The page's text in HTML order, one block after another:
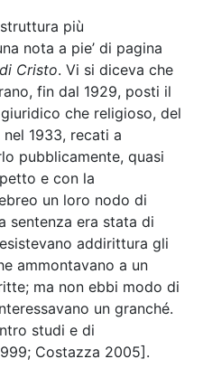
più
nota a pie’ di pagina
Cristo. Vi si diceva che
fin dal 1929, posti il
che religioso, del
nel 1933, recati a
pubblicamente, quasi
e con la
un loro nodo di
sentenza era stata di
addirittura gli
ammontavano a un
ma non ebbi modo di
un granché.
studi e di
Costazza 2005].